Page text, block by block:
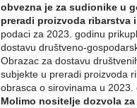
obvezna je za sudionike u
preradi proizvoda ribarstva
podaci za 2023. godinu
dostavu društveno-
Obrazac za dostavu
subjekte u preradi proizvoda
obrasca o sirovinama u
Molimo nositelje dozvola